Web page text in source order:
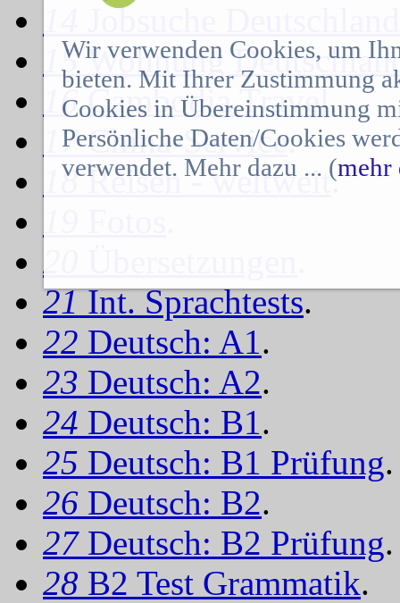
Jobsuche Deutschland
15Wohnung
16Cambodia Travel.
17China-Service.
18Reisen - weltweit.
20
21Int. Sprachtests.
22 Deutsch: A1.
23 Deutsch: A2.
24 Deutsch: B1.
25 Deutsch: B1 Prüfung.
26 Deutsch: B2.
27 Deutsch: B2 Prüfung.
28 B2 Test Grammatik.
Wir verwenden Cookies, um
bieten. Mit Ihrer Zustimmung
Cookies in Übereinstimmung
Persönliche Daten/Cookies
verwendet. Mehr dazu ... (mehr